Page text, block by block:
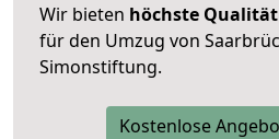
Wir bieten höchste Qualität
für den Umzug von
Simonstiftung.
Kostenlose